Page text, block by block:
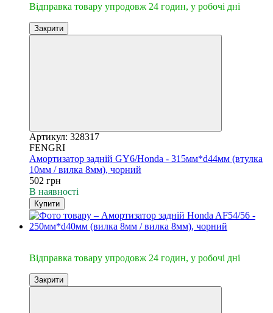
Відправка товару упродовж 24 годин, у робочі дні
Закрити
Артикул: 328317
FENGRI
Амортизатор задній GY6/Honda - 315мм*d44мм (втулка
10мм / вилка 8мм), чорний
502 грн
В наявності
Купити
Відправка товару упродовж 24 годин, у робочі дні
Закрити